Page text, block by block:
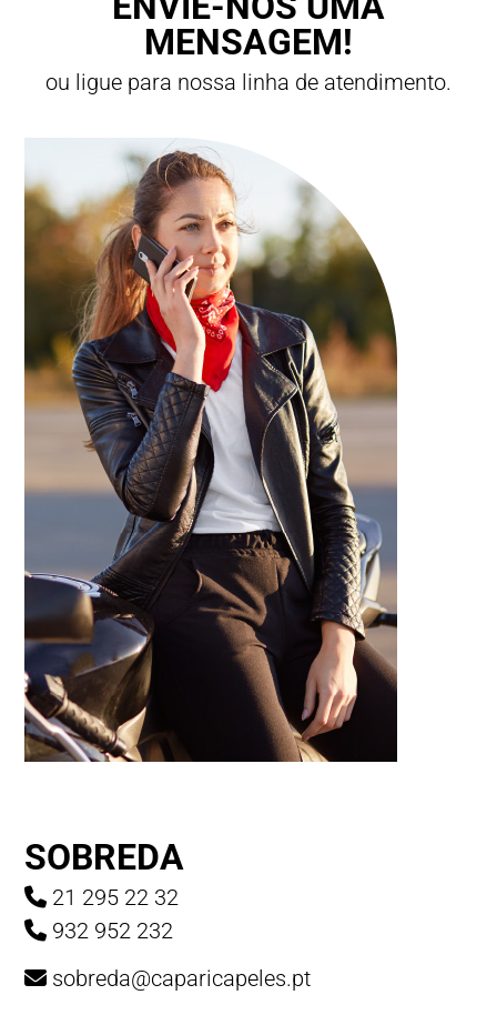
MENSAGEM!
ou ligue para nossa linha de atendimento.
SOBREDA
21 295 22 32
932 952 232
sobreda@caparicapeles.pt